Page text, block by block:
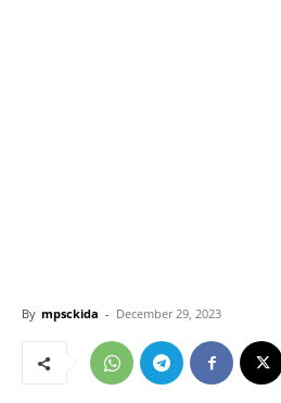
By mpsckida - December 29, 2023